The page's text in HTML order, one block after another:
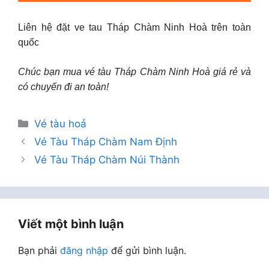
Liên hệ đặt ve tau Tháp Chàm Ninh Hoà trên toàn
quốc
Chúc bạn mua vé tàu Tháp Chàm Ninh Hoà giá rẻ và
có chuyến đi an toàn!
Danh
mục
Vé tàu hoả
Vé Tàu Tháp Chàm Nam Định
Vé Tàu Tháp Chàm Núi Thành
Viết một bình luận
Bạn phải đăng nhập để gửi bình luận.